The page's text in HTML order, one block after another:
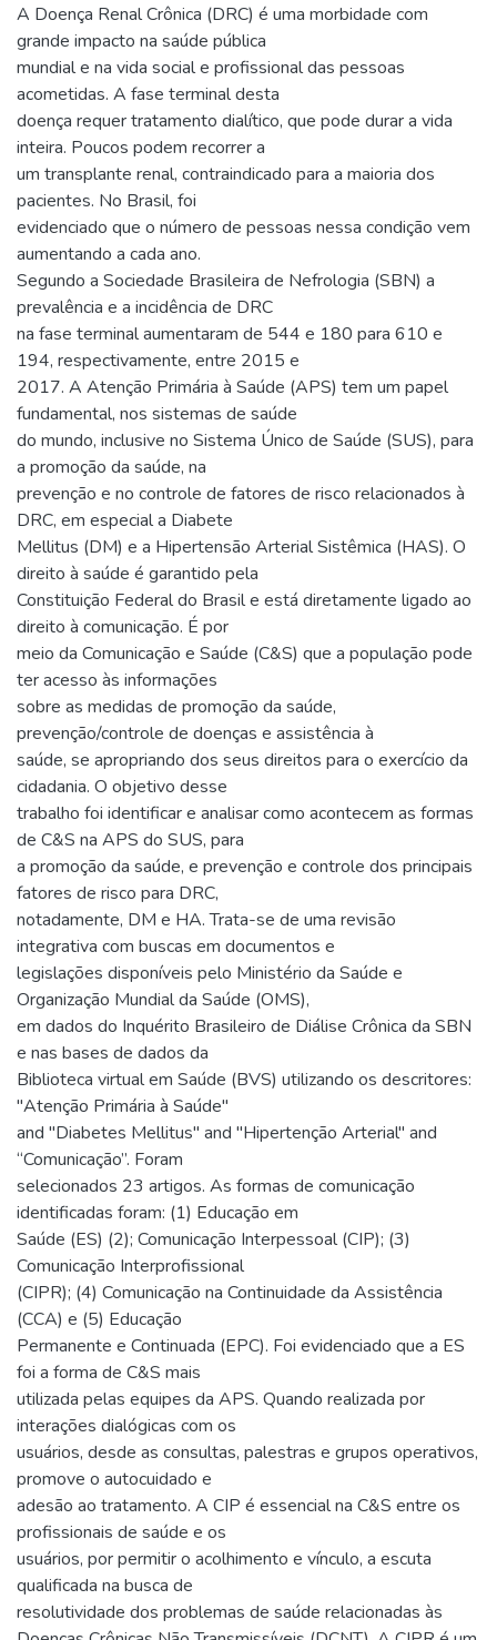
A Doença Renal Crônica (DRC) é uma morbidade com
grande impacto na saúde pública
mundial e na vida social e profissional das pessoas
acometidas. A fase terminal desta
doença requer tratamento dialítico, que pode durar a vida
inteira. Poucos podem recorrer a
um transplante renal, contraindicado para a maioria dos
pacientes. No Brasil, foi
evidenciado que o número de pessoas nessa condição vem
aumentando a cada ano.
Segundo a Sociedade Brasileira de Nefrologia (SBN) a
prevalência e a incidência de DRC
na fase terminal aumentaram de 544 e 180 para 610 e
194, respectivamente, entre 2015 e
2017. A Atenção Primária à Saúde (APS) tem um papel
fundamental, nos sistemas de saúde
do mundo, inclusive no Sistema Único de Saúde (SUS), para
a promoção da saúde, na
prevenção e no controle de fatores de risco relacionados à
DRC, em especial a Diabete
Mellitus (DM) e a Hipertensão Arterial Sistêmica (HAS). O
direito à saúde é garantido pela
Constituição Federal do Brasil e está diretamente ligado ao
direito à comunicação. É por
meio da Comunicação e Saúde (C&S) que a população pode
ter acesso às informações
sobre as medidas de promoção da saúde,
prevenção/controle de doenças e assistência à
saúde, se apropriando dos seus direitos para o exercício da
cidadania. O objetivo desse
trabalho foi identificar e analisar como acontecem as formas
de C&S na APS do SUS, para
a promoção da saúde, e prevenção e controle dos principais
fatores de risco para DRC,
notadamente, DM e HA. Trata-se de uma revisão
integrativa com buscas em documentos e
legislações disponíveis pelo Ministério da Saúde e
Organização Mundial da Saúde (OMS),
em dados do Inquérito Brasileiro de Diálise Crônica da SBN
e nas bases de dados da
Biblioteca virtual em Saúde (BVS) utilizando os descritores:
"Atenção Primária à Saúde"
and "Diabetes Mellitus" and "Hipertenção Arterial" and
“Comunicação”. Foram
selecionados 23 artigos. As formas de comunicação
identificadas foram: (1) Educação em
Saúde (ES) (2); Comunicação Interpessoal (CIP); (3)
Comunicação Interprofissional
(CIPR); (4) Comunicação na Continuidade da Assistência
(CCA) e (5) Educação
Permanente e Continuada (EPC). Foi evidenciado que a ES
foi a forma de C&S mais
utilizada pelas equipes da APS. Quando realizada por
interações dialógicas com os
usuários, desde as consultas, palestras e grupos operativos,
promove o autocuidado e
adesão ao tratamento. A CIP é essencial na C&S entre os
profissionais de saúde e os
usuários, por permitir o acolhimento e vínculo, a escuta
qualificada na busca de
resolutividade dos problemas de saúde relacionadas às